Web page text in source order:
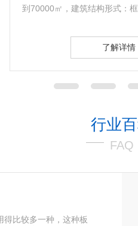
到70000㎡，建筑结构形式：
了解详情
行业
FAQ
得比较多一种，这种板